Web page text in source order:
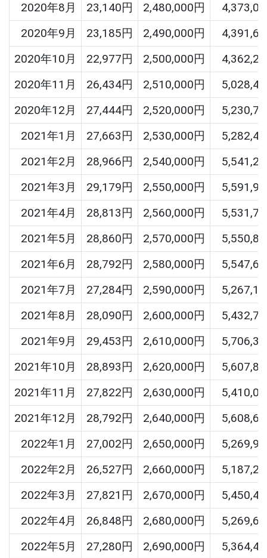
2020年8月
23,140円 2,480,000円
2020年9月
23,185円 2,490,000円
2020年10月
22,977円 2,500,000円
2020年11月
26,434円 2,510,000円
2020年12月
27,444円 2,520,000円
2021年1月
27,663円 2,530,000円
2021年2月
28,966円 2,540,000円
2021年3月
29,179円 2,550,000円
2021年4月
28,813円 2,560,000円
2021年5月
28,860円 2,570,000円
2021年6月
28,792円 2,580,000円
2021年7月
27,284円 2,590,000円
2021年8月
28,090円 2,600,000円
2021年9月
29,453円 2,610,000円
2021年10月
28,893円 2,620,000円
2021年11月
27,822円 2,630,000円
2021年12月
28,792円 2,640,000円
2022年1月
27,002円 2,650,000円
2022年2月
26,527円 2,660,000円
2022年3月
27,821円 2,670,000円
2022年4月
26,848円 2,680,000円
2022年5月
27,280円 2,690,000円